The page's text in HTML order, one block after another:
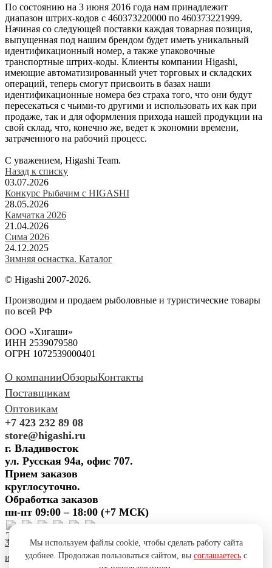
По состоянию на 3 июня 2016 года нам принадлежит
диапазон штрих-кодов с 460373220000 по 460373221999.
Начиная со следующей поставки каждая товарная позиция,
выпущенная под нашим брендом будет иметь уникальный
идентификационный номер, а также упаковочные
транспортные штрих-коды. Клиенты компании Higashi,
имеющие автоматизированный учет торговых и складских
операций, теперь смогут присвоить в базах наши
идентификационные номера без страха того, что они будут
пересекаться с чьими-то другими и использовать их как при
продаже, так и для оформления прихода нашей продукции на
свой склад, что, конечно же, ведет к экономии времени,
затраченного на рабочий процесс.
С уважением, Higashi Team.
Назад к списку
03.07.2026
Конкурс Рыбачим с HIGASHI
28.05.2026
Камчатка 2026
21.04.2026
Сима 2026
24.12.2025
Зимняя оснастка. Каталог
© Higashi 2007-2026.
Производим и продаем рыболовные и туристические товары
по всей РФ
ООО «Хигаши»
ИНН 2539079580
ОГРН 1072539000401
О компанииОбзорыКонтакты
Поставщикам
Оптовикам
+7 423 232 89 08
store@higashi.ru
г. Владивосток
ул. Русская 94а, офис 707.
Прием заказов
круглосуточно.
Обработка заказов
пн-пт 09:00 – 18:00 (+7 МСК)
Задать вопросПредложить
идеюПоблагодаритьПожаловаться Сообщить об ошибке
Мы используем файлы cookie, чтобы сделать работу сайта
удобнее. Продолжая пользоваться сайтом, вы соглашаетесь с